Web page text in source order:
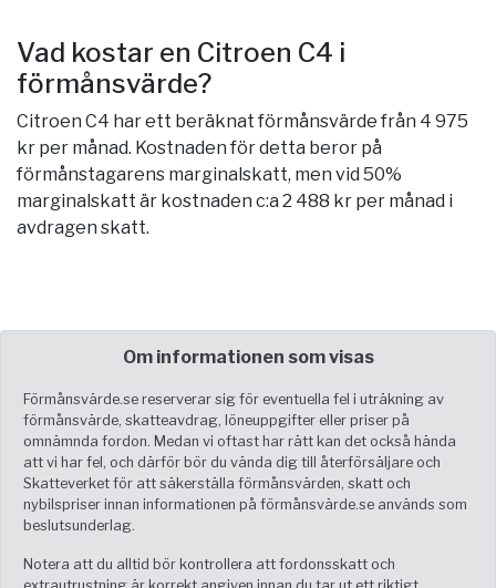
Vad kostar en Citroen C4 i
förmånsvärde?
Citroen C4 har ett beräknat förmånsvärde från 4 975
kr per månad. Kostnaden för detta beror på
förmånstagarens marginalskatt, men vid 50%
marginalskatt är kostnaden c:a 2 488 kr per månad i
avdragen skatt.
Om informationen som visas
Förmånsvärde.se reserverar sig för eventuella fel i uträkning av
förmånsvärde, skatteavdrag, löneuppgifter eller priser på
omnämnda fordon. Medan vi oftast har rätt kan det också hända
att vi har fel, och därför bör du vända dig till återförsäljare och
Skatteverket för att säkerställa förmånsvärden, skatt och
nybilspriser innan informationen på förmånsvärde.se används som
beslutsunderlag.
Notera att du alltid bör kontrollera att fordonsskatt och